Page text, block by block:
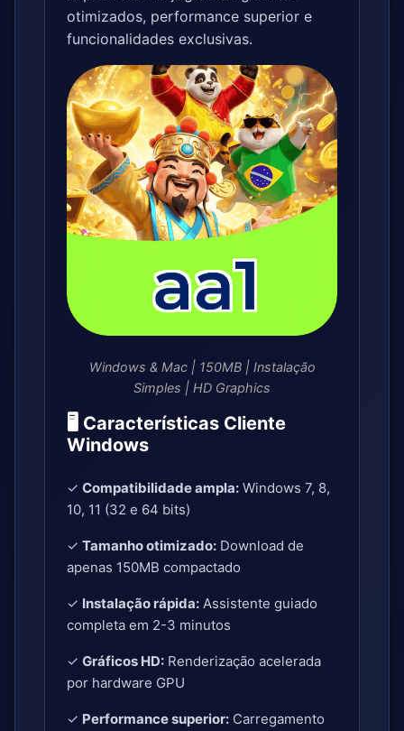
otimizados, performance superior e
funcionalidades exclusivas.
Windows & Mac | 150MB | Instalação
Simples | HD Graphics
🖥️ Características Cliente
Windows
✓ Compatibilidade ampla: Windows 7, 8,
10, 11 (32 e 64 bits)
✓ Tamanho otimizado: Download de
apenas 150MB compactado
✓ Instalação rápida: Assistente guiado
completa em 2-3 minutos
✓ Gráficos HD: Renderização acelerada
por hardware GPU
✓ Performance superior: Carregamento